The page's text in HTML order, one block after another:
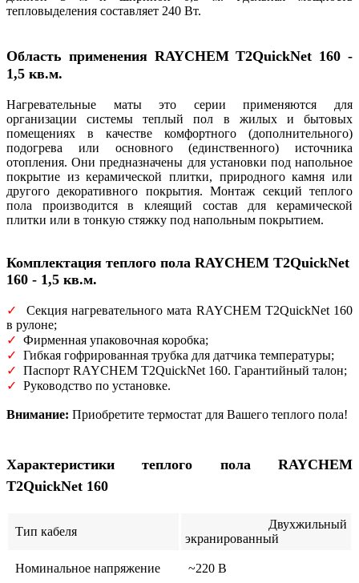
тепловыделения составляет 240 Вт.
Область применения RAYCHEM T2QuickNet 160 -
1,5 кв.м.
Нагревательные маты это серии применяются для
организации системы теплый пол в жилых и бытовых
помещениях в качестве комфортного (дополнительного)
подогрева или основного (единственного) источника
отопления. Они предназначены для установки под напольное
покрытие из керамической плитки, природного камня или
другого декоративного покрытия. Монтаж секций теплого
пола производится в клеящий состав для керамической
плитки или в тонкую стяжку под напольным покрытием.
Комплектация теплого пола RAYCHEM T2QuickNet
160 - 1,5 кв.м.
✓
Секция нагревательного мата RAYCHEM T2QuickNet 160
в рулоне;
✓ Фирменная упаковочная коробка;
✓ Гибкая гофрированная трубка для датчика температуры;
✓ Паспорт RAYCHEM T2QuickNet 160. Гарантийный талон;
✓ Руководство по установке.
Внимание: Приобретите термостат для Вашего теплого пола!
Характеристики теплого пола RAYCHEM
T2QuickNet 160
Тип кабеля
Двухжильный
экранированный
Номинальное напряжение ~220 В